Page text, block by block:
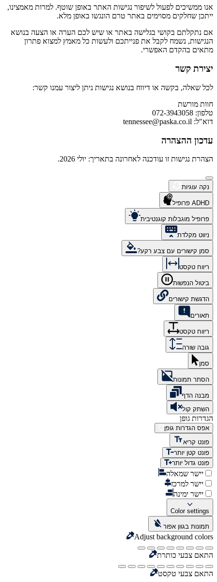
אנו ממשיכים לפעול לשיפור נגישות האתר באופן שוטף. למרות מאמצינו,
ייתכן שחלקים מסוימים באתר טרם הונגשו באופן מלא.
אם נתקלתם בקושי בגלישה באתר או שיש לכם הערה או הצעה בנושא
הנגישות, נשמח לקבל את פנייתכם ולעשות כל מאמץ למצוא פתרון
מתאים בהקדם האפשרי.
יצירת קשר
לכל שאלה, בקשה או דיווח בנושא נגישות ניתן ליצור עמנו קשר:
חוות מורשת
טלפון: 072-3943058
דוא"ל: tennessee@paska.co.il
עדכון ההצהרה
הצהרת נגישות זו עודכנה לאחרונה בתאריך: יולי 2026.
נקה עוגיות
ADHD פרופיל
פרופיל מוגבלות קוגנטיבית
ניווט מקלדת
סמן קישורים עם צבע רקע?
ריווח טקסט
ביטול הנפשות
הדגשת קישורים
תאורים
ריווח טקסט
גובה שורה
סמן
הסתר תמונות
מבנה הדף
השתק קול
הגדרות גופן
אפס הגדרות גופן
פונט קריא
פונט קטן יותר
פונט גדול יותר
יישר שמאלה
יישר למרכז
יישר ימינה
Color settings
תמונות בגוון אפור
Adjust background colors
התאם צבעי כותרת
התאם צבעי טקסט